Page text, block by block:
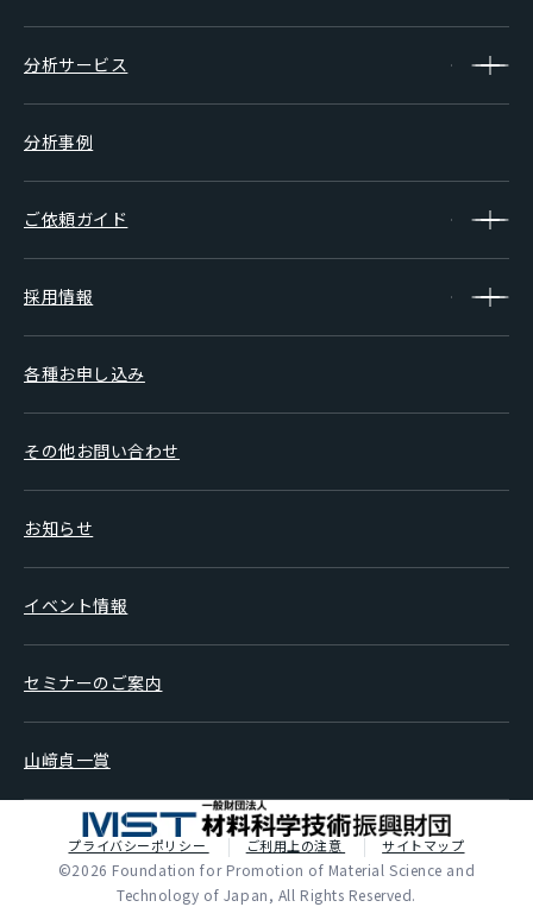
分析サービス
分析事例
ご依頼ガイド
採用情報
各種お申し込み
その他お問い合わせ
お知らせ
イベント情報
セミナーのご案内
山﨑貞一賞
プライバシーポリシー ご利用上の注意 サイトマップ
©2026 Foundation for Promotion of Material Science and
Technology of Japan, All Rights Reserved.